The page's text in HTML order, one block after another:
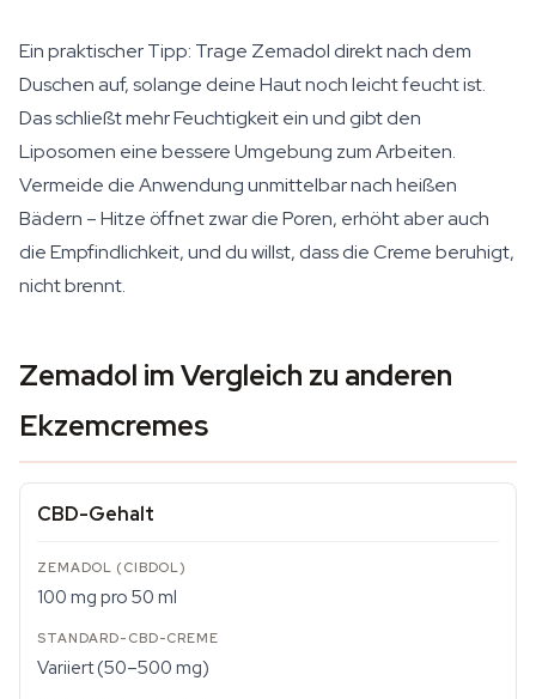
Ein praktischer Tipp: Trage Zemadol direkt nach dem
Duschen auf, solange deine Haut noch leicht feucht ist.
Das schließt mehr Feuchtigkeit ein und gibt den
Liposomen eine bessere Umgebung zum Arbeiten.
Vermeide die Anwendung unmittelbar nach heißen
Bädern – Hitze öffnet zwar die Poren, erhöht aber auch
die Empfindlichkeit, und du willst, dass die Creme beruhigt,
nicht brennt.
Zemadol im Vergleich zu anderen
Ekzemcremes
CBD-Gehalt
100 mg pro 50 ml
Variiert (50–500 mg)